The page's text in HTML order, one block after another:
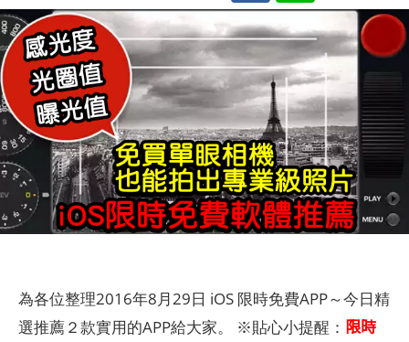
為各位整理2016年8月29日 iOS 限時免費APP～今日精
選推薦２款實用的APP給大家。 ※貼心小提醒： 限時